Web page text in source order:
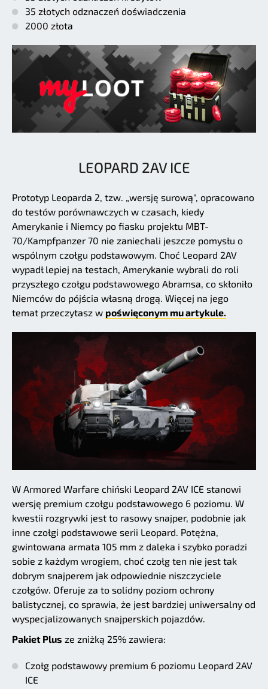
35 złotych odznaczeń doświadczenia
2000 złota
LEOPARD 2AV ICE
Prototyp Leoparda 2, tzw. „wersję surową", opracowano
do testów porównawczych w czasach, kiedy
Amerykanie i Niemcy po fiasku projektu MBT-
70/Kampfpanzer 70 nie zaniechali jeszcze pomysłu o
wspólnym czołgu podstawowym. Choć Leopard 2AV
wypadł lepiej na testach, Amerykanie wybrali do roli
przyszłego czołgu podstawowego Abramsa, co skłoniło
Niemców do pójścia własną drogą. Więcej na jego
temat przeczytasz w poświęconym mu artykule.
W Armored Warfare chiński Leopard 2AV ICE stanowi
wersję premium czołgu podstawowego 6 poziomu. W
kwestii rozgrywki jest to rasowy snajper, podobnie jak
inne czołgi podstawowe serii Leopard. Potężna,
gwintowana armata 105 mm z daleka i szybko poradzi
sobie z każdym wrogiem, choć czołg ten nie jest tak
dobrym snajperem jak odpowiednie niszczyciele
czołgów. Oferuje za to solidny poziom ochrony
balistycznej, co sprawia, że jest bardziej uniwersalny od
wyspecjalizowanych snajperskich pojazdów.
Pakiet Plus ze zniżką 25% zawiera:
Czołg podstawowy premium 6 poziomu Leopard 2AV
ICE